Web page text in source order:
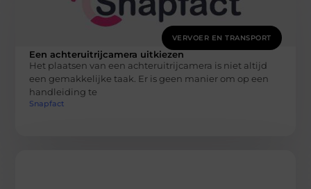
VERVOER EN TRANSPORT
Een achteruitrijcamera uitkiezen
Het plaatsen van een achteruitrijcamera is niet altijd
een gemakkelijke taak. Er is geen manier om op een
handleiding te
Snapfact